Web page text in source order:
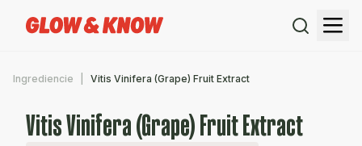
Ingrediencie Vitis Vinifera (Grape) Fruit Extract
Vitis Vinifera (Grape) Fruit Extract